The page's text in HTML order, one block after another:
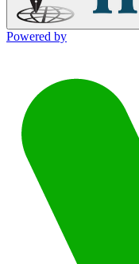
Powered by